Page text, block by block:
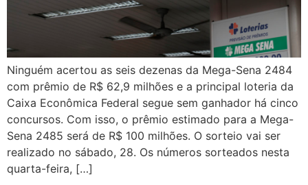
Ninguém acertou as seis dezenas da Mega-Sena 2484
com prêmio de R$ 62,9 milhões e a principal loteria da
Caixa Econômica Federal segue sem ganhador há cinco
concursos. Com isso, o prêmio estimado para a Mega-
Sena 2485 será de R$ 100 milhões. O sorteio vai ser
realizado no sábado, 28. Os números sorteados nesta
quarta-feira, […]